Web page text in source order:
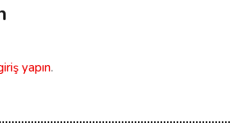
yapın.